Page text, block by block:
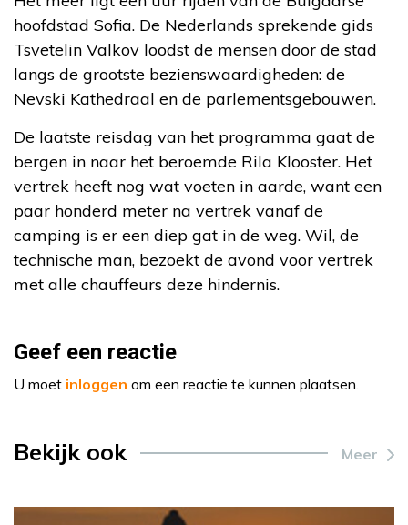
hoofdstad Sofia. De Nederlands sprekende gids
Tsvetelin Valkov loodst de mensen door de stad
langs de grootste bezienswaardigheden: de
Nevski Kathedraal en de parlementsgebouwen.
De laatste reisdag van het programma gaat de
bergen in naar het beroemde Rila Klooster. Het
vertrek heeft nog wat voeten in aarde, want een
paar honderd meter na vertrek vanaf de
camping is er een diep gat in de weg. Wil, de
technische man, bezoekt de avond voor vertrek
met alle chauffeurs deze hindernis.
Geef een reactie
U moet inloggen om een reactie te kunnen plaatsen.
Bekijk ook Meer